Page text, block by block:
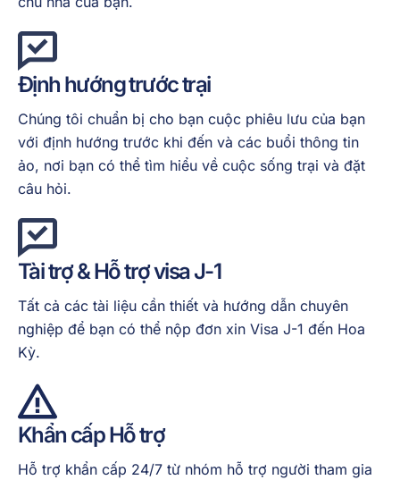
Định hướng trước trại
Chúng tôi chuẩn bị cho bạn cuộc phiêu lưu của bạn
với định hướng trước khi đến và các buổi thông tin
ảo, nơi bạn có thể tìm hiểu về cuộc sống trại và đặt
câu hỏi.
Tài trợ &Hỗ trợ visa J-1
Tất cả các tài liệu cần thiết và hướng dẫn chuyên
nghiệp để bạn có thể nộp đơn xin Visa J-1 đến Hoa
Kỳ.
Khẩn cấpHỗ trợ
Hỗ trợ khẩn cấp 24/7 từ nhóm hỗ trợ người tham gia